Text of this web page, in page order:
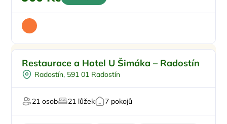
Půjčení kol
Pro skupiny
Pro svatby a oslavy
Restaurace a Hotel U Šimáka – Radostín
Radostín, 591 01 Radostín
21 osob 21 lůžek 7 pokojů